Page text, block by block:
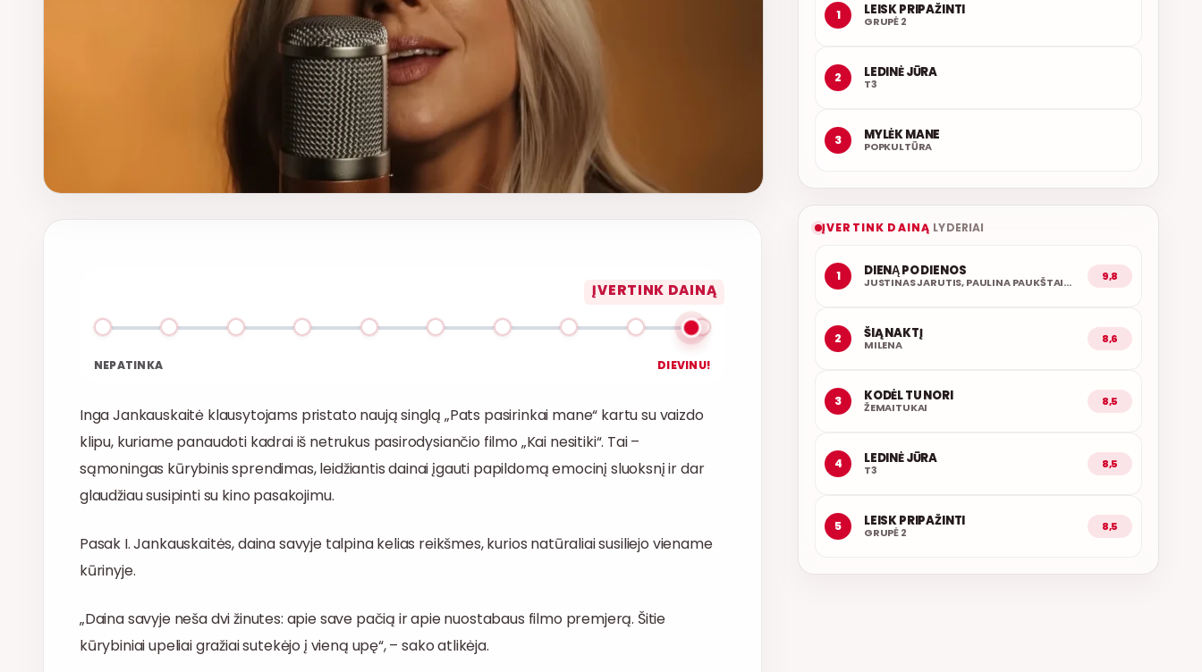
ĮVERTINK DAINĄ
NEPATINKA DIEVINU!
Inga Jankauskaitė klausytojams pristato naują singlą „Pats pasirinkai mane“ kartu su vaizdo
klipu, kuriame panaudoti kadrai iš netrukus pasirodysiančio filmo „Kai nesitiki“. Tai –
sąmoningas kūrybinis sprendimas, leidžiantis dainai įgauti papildomą emocinį sluoksnį ir dar
glaudžiau susipinti su kino pasakojimu.
Pasak I. Jankauskaitės, daina savyje talpina kelias reikšmes, kurios natūraliai susiliejo viename
kūrinyje.
„Daina savyje neša dvi žinutes: apie save pačią ir apie nuostabaus filmo premjerą. Šitie
kūrybiniai upeliai gražiai sutekėjo į vieną upę“, – sako atlikėja.
1 LEISK PRIPAŽINTI
GRUPĖ 2
2 LEDINĖ JŪRA
T3
3 MYLĖK MANE
POPKULTŪRA
ĮVERTINK DAINĄ LYDERIAI
1 DIENĄ PO DIENOS
JUSTINAS JARUTIS, PAULINA PAUKŠTAITYTĖ 9,8
2 ŠIĄ NAKTĮ
MILENA 8,6
3 KODĖL TU NORI
ŽEMAITUKAI 8,5
4 LEDINĖ JŪRA
T3 8,5
5 LEISK PRIPAŽINTI
GRUPĖ 2 8,5